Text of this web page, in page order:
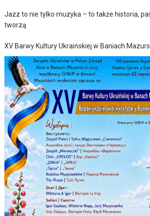
Jazz to nie tylko muzyka – to także historia,
tworzą
XV Barwy Kultury Ukraińskiej w Baniach